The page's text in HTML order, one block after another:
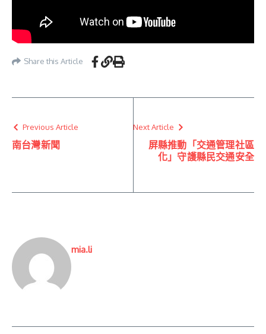
Share this Article
Previous Article
南台灣新聞
Next Article
屏縣推動「交通管理社區
化」守護縣民交通安全
mia.li